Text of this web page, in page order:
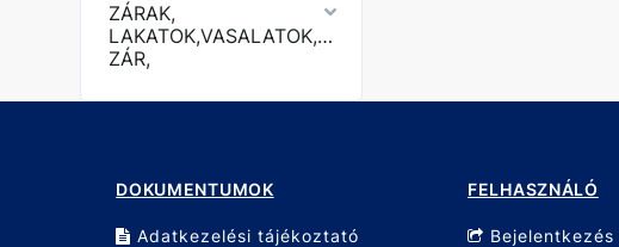
ZÁRAK,
LAKATOK,VASALATOK,KERÉKPÁR
ZÁR,
DOKUMENTUMOK
Adatkezelési tájékoztató
FELHASZNÁLÓ
Bejelentkezés